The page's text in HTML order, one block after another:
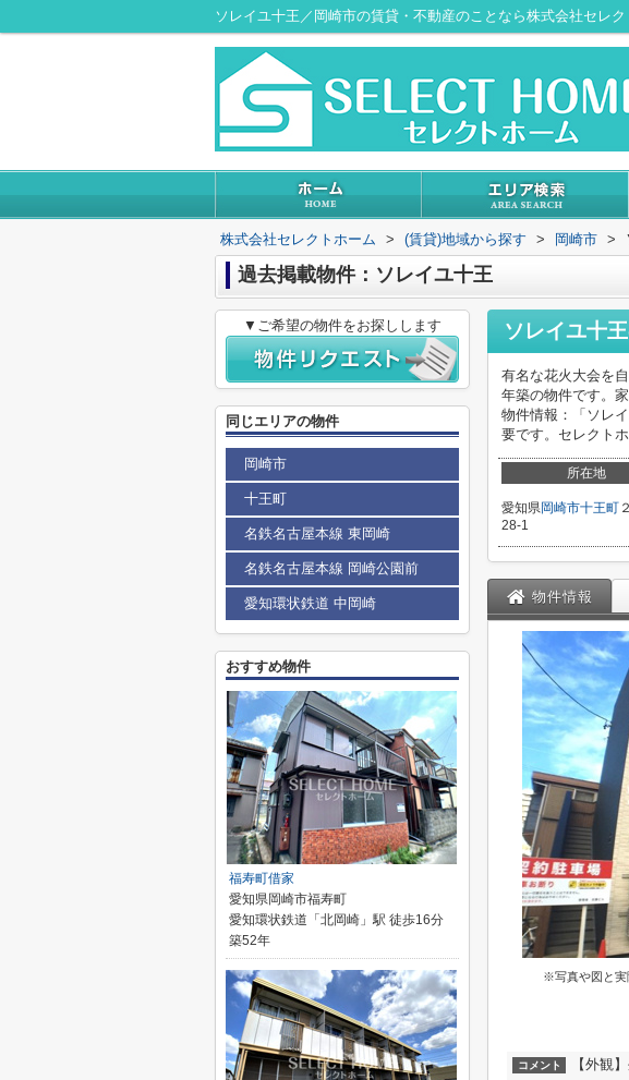
ソレイユ十王／岡崎市の賃貸・不動産のことなら株式会社セレク
株式会社セレクトホーム > (賃貸)地域から探す > 岡崎市 >
過去掲載物件：ソレイユ十王
ソレイユ十王
有名な花火大会を
年築の物件です。
物件情報：「ソレ
要です。セレクト
所在地
愛知県岡崎市十王町
28-1
物件情報
※写真や図と実
コメント 【外観
▼ご希望の物件をお探しします
同じエリアの物件
岡崎市
十王町
名鉄名古屋本線 東岡崎
名鉄名古屋本線 岡崎公園前
愛知環状鉄道 中岡崎
おすすめ物件
福寿町借家
愛知県岡崎市福寿町
愛知環状鉄道「北岡崎」駅 徒歩16分
築52年